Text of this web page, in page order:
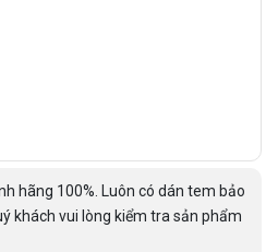
hãng 100%. Luôn có dán tem bảo
khách vui lòng kiểm tra sản phẩm